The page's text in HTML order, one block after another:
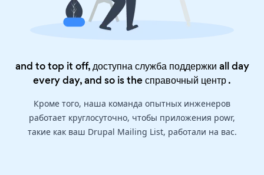
and to top it off, доступна служба поддержки all day
every day, and so is theсправочный центр.
Кроме того, наша команда опытных инженеров
работает круглосуточно, чтобы приложения powr,
такие как ваш Drupal Mailing List, работали на вас.